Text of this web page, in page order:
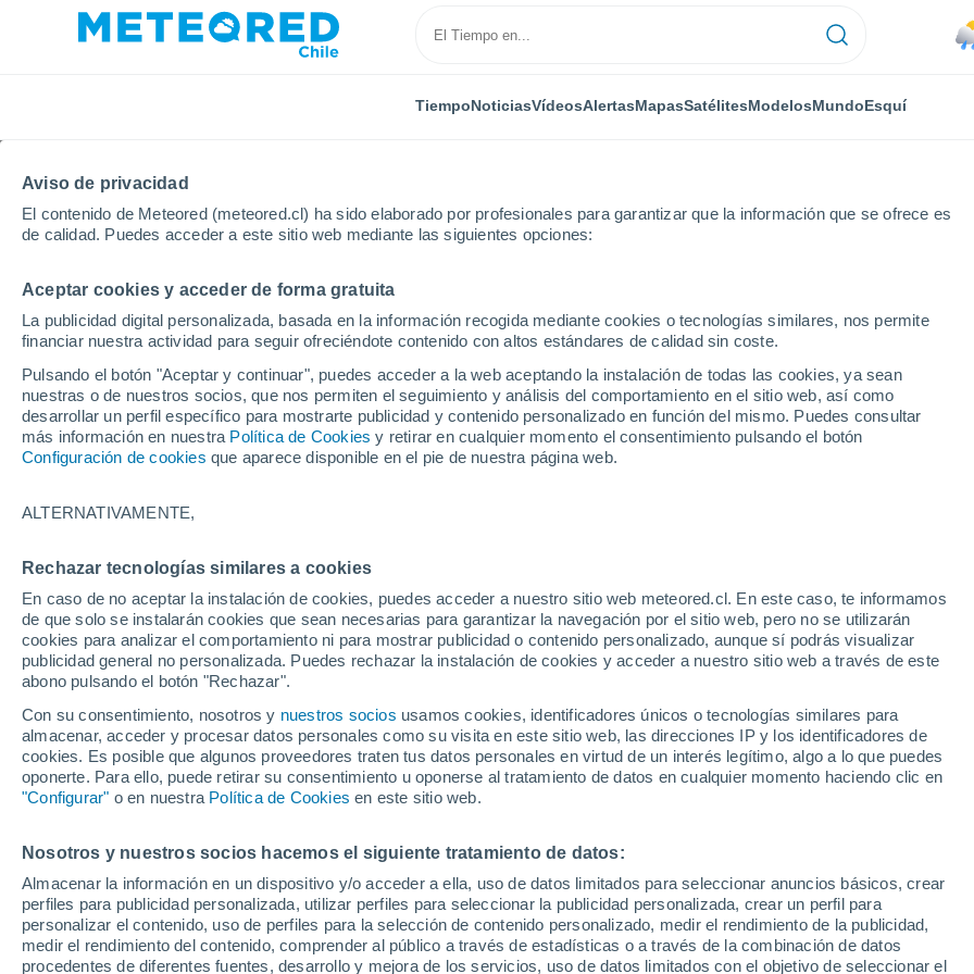
Aviso de privacidad
El contenido de Meteored (meteored.cl) ha sido elaborado por profesionales para garantizar que la información que se ofrece es
de calidad. Puedes acceder a este sitio web mediante las siguientes opciones:
Aceptar cookies y acceder de forma gratuita
La publicidad digital personalizada, basada en la información recogida mediante cookies o tecnologías similares, nos permite
financiar nuestra actividad para seguir ofreciéndote contenido con altos estándares de calidad sin coste.
Pulsando el botón "Aceptar y continuar", puedes acceder a la web aceptando la instalación de todas las cookies, ya sean
nuestras o de nuestros socios, que nos permiten el seguimiento y análisis del comportamiento en el sitio web, así como
desarrollar un perfil específico para mostrarte publicidad y contenido personalizado en función del mismo. Puedes consultar
más información en nuestra Política de Cookies y retirar en cualquier momento el consentimiento pulsando el botón
Configuración de cookies que aparece disponible en el pie de nuestra página web.
ALTERNATIVAMENTE,
Rechazar tecnologías similares a cookies
En caso de no aceptar la instalación de cookies, puedes acceder a nuestro sitio web meteored.cl. En este caso, te informamos
de que solo se instalarán cookies que sean necesarias para garantizar la navegación por el sitio web, pero no se utilizarán
cookies para analizar el comportamiento ni para mostrar publicidad o contenido personalizado, aunque sí podrás visualizar
publicidad general no personalizada. Puedes rechazar la instalación de cookies y acceder a nuestro sitio web a través de este
abono pulsando el botón "Rechazar".
Con su consentimiento, nosotros y nuestros socios usamos cookies, identificadores únicos o tecnologías similares para
almacenar, acceder y procesar datos personales como su visita en este sitio web, las direcciones IP y los identificadores de
cookies. Es posible que algunos proveedores traten tus datos personales en virtud de un interés legítimo, algo a lo que puedes
oponerte. Para ello, puede retirar su consentimiento u oponerse al tratamiento de datos en cualquier momento haciendo clic en
"Configurar" o en nuestra Política de Cookies en este sitio web.
Nosotros y nuestros socios hacemos el siguiente tratamiento de datos:
Almacenar la información en un dispositivo y/o acceder a ella, uso de datos limitados para seleccionar anuncios básicos, crear
perfiles para publicidad personalizada, utilizar perfiles para seleccionar la publicidad personalizada, crear un perfil para
personalizar el contenido, uso de perfiles para la selección de contenido personalizado, medir el rendimiento de la publicidad,
medir el rendimiento del contenido, comprender al público a través de estadísticas o a través de la combinación de datos
procedentes de diferentes fuentes, desarrollo y mejora de los servicios, uso de datos limitados con el objetivo de seleccionar el
TiempoNoticiasVídeosAlertasMapasSatélitesModelosMundoEsquí
Inicio Modelos Modelos Brasil - GFS América Sur - Lat(-25..-50)
Modelos de predicción numérica
PRES. | V > 10
| NUB. |
PRECIPITACIÓN
ACUMULADA
NIEVE
ACUMULADA
TEMPERATURA
2M
GEOP. 850 HPA |
GEOP. 500 HPA |
VIENTO 10M |
Brasil
ECMWF América Sur -
Lat(+10..-30)
ECMWF América Sur -
GFS América Sur -
Lat(+10..-30)
GFS América Sur -